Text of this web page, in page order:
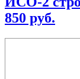
850 руб.